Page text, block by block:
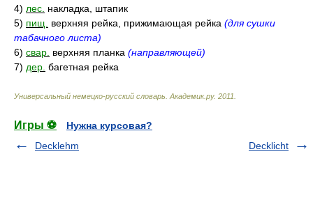
4) лес. накладка, штапик
5) пищ. верхняя рейка, прижимающая рейка (для сушки
табачного листа)
6) свар. верхняя планка (направляющей)
7) дер. багетная рейка
Универсальный немецко-русский словарь Академик.ру. 2011
Игры ⚽
Нужна курсовая?
Decklehm
Decklicht